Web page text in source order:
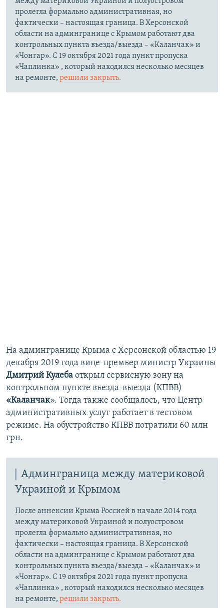
пролегла формально административная, но
фактически – настоящая граница. В Херсонской
области на админгранице с Крымом работают два
контрольных пункта въезда/выезда – «Каланчак» и
«Чонгар». С 19 октября 2021 года пункт пропуска
«Чаплинка» , который находился несколько месяцев
на ремонте, решили закрыть.
На админгранице Крыма с Херсонской областью 19
декабря 2019 года вице-премьер министр Украины
Дмитрий Кулеба открыл сервисную зону на
контрольном пункте въезда-выезда (КПВВ)
«Каланчак». Тогда также сообщалось, что Центр
административных услуг работает в тестовом
режиме. На обустройство КПВВ потратили 60 млн
грн.
Админграница между материковой
Украиной и Крымом
После аннексии Крыма Россией в начале 2014 года
между материковой Украиной и полуостровом
пролегла формально административная, но
фактически – настоящая граница. В Херсонской
области на админгранице с Крымом работают два
контрольных пункта въезда/выезда – «Каланчак» и
«Чонгар». С 19 октября 2021 года пункт пропуска
«Чаплинка» , который находился несколько месяцев
на ремонте, решили закрыть.